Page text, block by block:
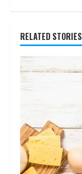
RELATED STORIES